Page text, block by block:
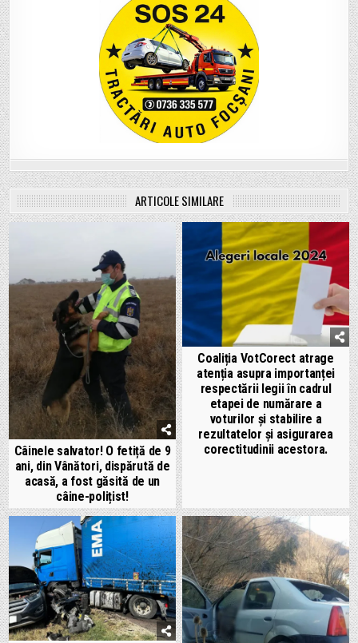
ARTICOLE SIMILARE
Câinele salvator! O fetiță de 9
ani, din Vânători, dispărută de
acasă, a fost găsită de un
câine-polițist!
Coaliția VotCorect atrage
atenția asupra importanței
respectării legii în cadrul
etapei de numărare a
voturilor și stabilire a
rezultatelor și asigurarea
corectitudinii acestora.